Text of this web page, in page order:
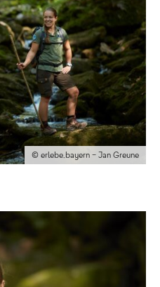
© erlebe.bayern – Jan Greune